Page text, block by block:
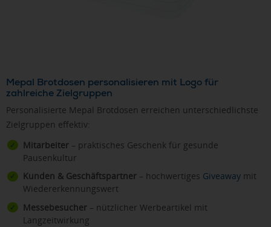
Mepal Brotdosen personalisieren mit Logo für
zahlreiche Zielgruppen
Personalisierte Mepal Brotdosen erreichen unterschiedlichste
Zielgruppen effektiv:
Mitarbeiter – praktisches Geschenk für gesunde
Pausenkultur
Kunden & Geschäftspartner – hochwertiges Giveaway mit
Wiedererkennungswert
Messebesucher – nützlicher Werbeartikel mit
Langzeitwirkung